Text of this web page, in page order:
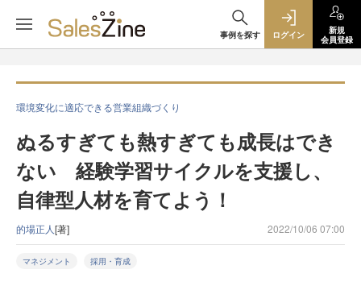
事例を探す ログイン
新規
会員登録
環境変化に適応できる営業組織づくり
ぬるすぎても熱すぎても成長はでき
ない 経験学習サイクルを支援し、
自律型人材を育てよう！
的場正人[著] 2022/10/06 07:00
マネジメント 採用・育成